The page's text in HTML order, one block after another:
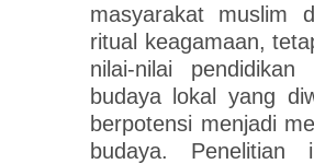
masyarakat muslim
ritual keagamaan,
nilai-nilai
budaya lokal yang
berpotensi menjadi
budaya. Penelitian